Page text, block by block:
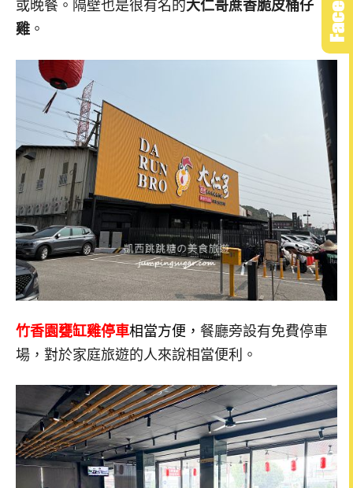
或晚餐。隔壁也是很有名的大仁哥蔗香脆皮桶仔
雞 。
竹香園甕缸雞停車相當方便， 餐廳旁設有免費停車
場，對於家庭旅遊的人來說相當便利。